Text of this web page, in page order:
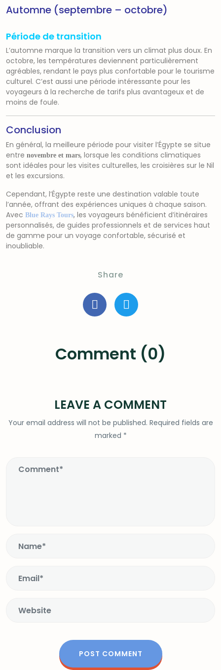
Automne (septembre – octobre)
Période de transition
L’automne marque la transition vers un climat plus doux. En
octobre, les températures deviennent particulièrement
agréables, rendant le pays plus confortable pour le tourisme
culturel. C’est aussi une période intéressante pour les
voyageurs à la recherche de tarifs plus avantageux et de
moins de foule.
Conclusion
En général, la meilleure période pour visiter l’Égypte se situe
entre novembre et mars, lorsque les conditions climatiques
sont idéales pour les visites culturelles, les croisières sur le Nil
et les excursions.
Cependant, l’Égypte reste une destination valable toute
l’année, offrant des expériences uniques à chaque saison.
Avec Blue Rays Tours, les voyageurs bénéficient d’itinéraires
personnalisés, de guides professionnels et de services haut
de gamme pour un voyage confortable, sécurisé et
inoubliable.
Share
Comment (0)
LEAVE A COMMENT
Your email address will not be published. Required fields are
marked *